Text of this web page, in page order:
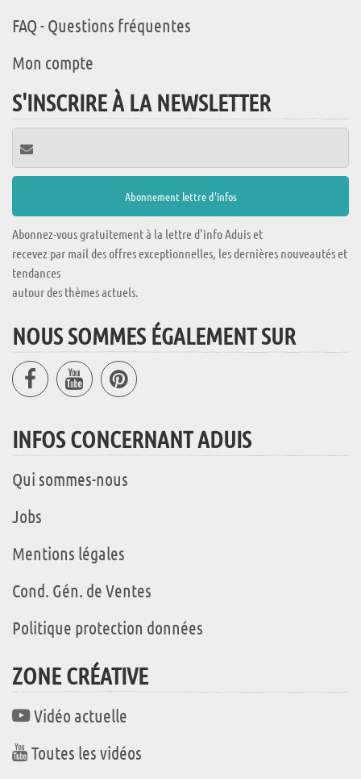
FAQ - Questions fréquentes
Mon compte
S'INSCRIRE À LA NEWSLETTER
Abonnez-vous gratuitement à la lettre d'info Aduis et
recevez par mail des offres exceptionnelles, les dernières nouveautés et
tendances
autour des thèmes actuels.
NOUS SOMMES ÉGALEMENT SUR
INFOS CONCERNANT ADUIS
Qui sommes-nous
Jobs
Mentions légales
Cond. Gén. de Ventes
Politique protection données
ZONE CRÉATIVE
Vidéo actuelle
Toutes les vidéos